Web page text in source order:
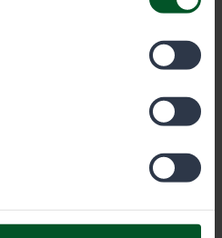
Voit sallia haluamasi